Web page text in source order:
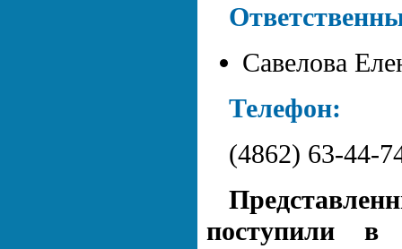
Савелова
Телефон:
(4862) 63-44-
поступили в